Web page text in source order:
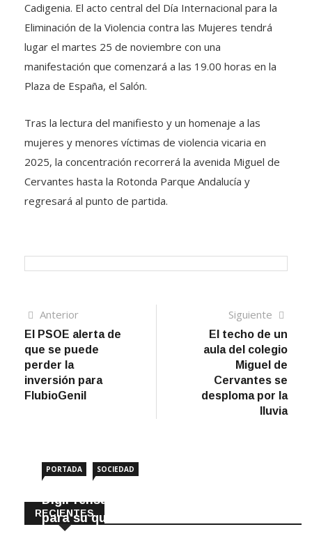
Cadigenia. El acto central del Día Internacional para la
Eliminación de la Violencia contra las Mujeres tendrá
lugar el martes 25 de noviembre con una
manifestación que comenzará a las 19.00 horas en la
Plaza de España, el Salón.
Tras la lectura del manifiesto y un homenaje a las
mujeres y menores víctimas de violencia vicaria en
2025, la concentración recorrerá la avenida Miguel de
Cervantes hasta la Rotonda Parque Andalucía y
regresará al punto de partida.
Navegación
de
entradas
AnteriorArtículo
anterior
El PSOE alerta de
que se puede
perder la
inversión para
FlubioGenil
Siguiente
El techo de un
aula del colegio
Miguel de
Cervantes se
desploma por la
lluvia
RECIENTES
PORTADA SOCIEDAD
DigiPrensa selecciona a Écija al Día
para su quiosco mundial